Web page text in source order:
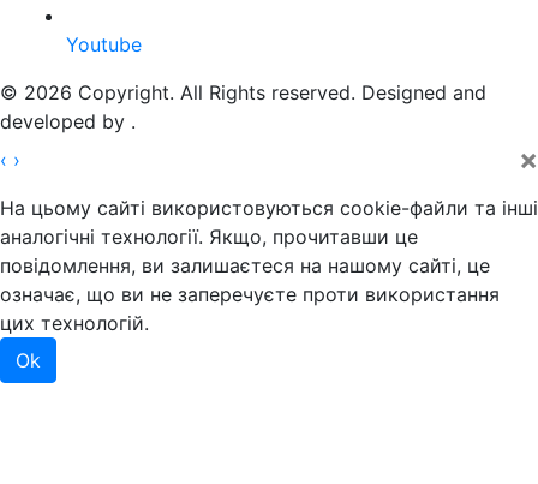
Youtube
© 2026 Copyright. All Rights reserved. Designed and
developed by .
‹ › ×
На цьому сайті використовуються cookie-файли та інші
аналогічні технології. Якщо, прочитавши це
повідомлення, ви залишаєтеся на нашому сайті, це
означає, що ви не заперечуєте проти використання
цих технологій.
Ok